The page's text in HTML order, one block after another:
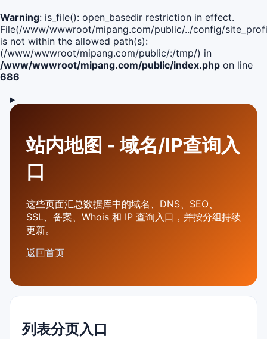
Warning: is_file(): open_basedir restriction in effect.
File(/www/wwwroot/mipang.com/public/../config/
is not within the allowed path(s):
(/www/wwwroot/mipang.com/public/:/tmp/) in
/www/wwwroot/mipang.com/public/index.php on line
686
站内地图 - 域名/IP查询入
口
这些页面汇总数据库中的域名、DNS、SEO、
SSL、备案、Whois 和 IP 查询入口，并按分组持续
更新。
返回首页
列表分页入口